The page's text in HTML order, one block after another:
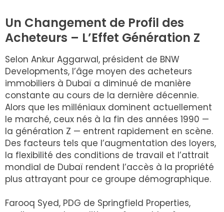
Un Changement de Profil des
Acheteurs – L’Effet Génération Z
Selon Ankur Aggarwal, président de BNW
Developments, l’âge moyen des acheteurs
immobiliers à Dubaï a diminué de manière
constante au cours de la dernière décennie.
Alors que les milléniaux dominent actuellement
le marché, ceux nés à la fin des années 1990 —
la génération Z — entrent rapidement en scène.
Des facteurs tels que l’augmentation des loyers,
la flexibilité des conditions de travail et l’attrait
mondial de Dubaï rendent l’accès à la propriété
plus attrayant pour ce groupe démographique.
Farooq Syed, PDG de Springfield Properties,